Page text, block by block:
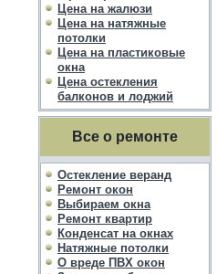
Цена на жалюзи
Цена на натяжные
потолки
Цена на пластиковые
окна
Цена остекления
балконов и лоджий
Все о ремонте
Остекление веранд
Ремонт окон
Выбираем окна
Ремонт квартир
Конденсат на окнах
Натяжные потолки
О вреде ПВХ окон